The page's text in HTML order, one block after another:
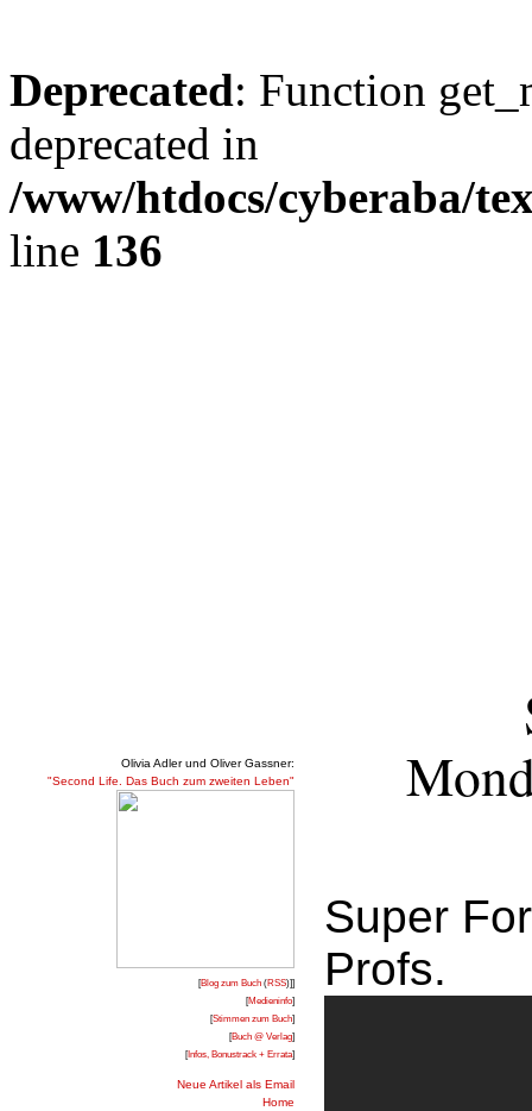
Deprecated: Function
deprecated in
/www/htdocs/cyberaba/
line 136
Olivia Adler und Oliver Gassner:
"Second Life. Das Buch zum zweiten Leben"
[Blog zum Buch (RSS)]]
[Medieninfo]
[Stimmen zum Buch]
[Buch @ Verlag]
[Infos, Bonustrack + Errata]
Neue Artikel als Email
Home
Super
Profs.